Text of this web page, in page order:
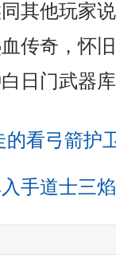
其他玩家
传奇，怀
日门武器
的看弓箭护
手道士三